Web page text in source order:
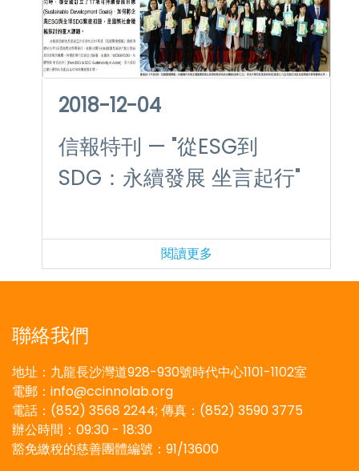
2018-12-04
信報特刊 — "從ESG到
SDG：永續發展 坐言起行"
閱讀更多
聯絡我們
地址：九龍長沙灣道928-930號時代中心1101-1102室
電郵：info@ccinnolab.org
電話：(852) 3568 2244; 傳真：(852) 3590 3775
辦公時間：09:30 - 18:30
豁免繳稅的慈善團體編號：91/13600